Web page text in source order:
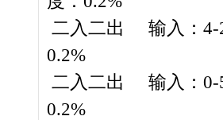
二入二出 输入：4-
0.2%
二入二出 输入：0-
0.2%